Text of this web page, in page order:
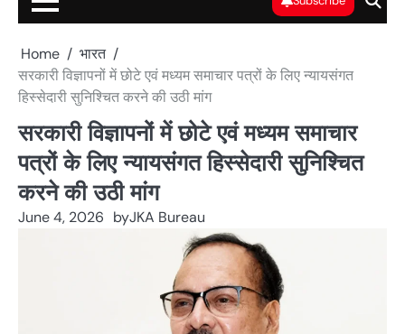
Home
भारत
सरकारी विज्ञापनों में छोटे एवं मध्यम समाचार पत्रों के लिए न्यायसंगत
हिस्सेदारी सुनिश्चित करने की उठी मांग
सरकारी विज्ञापनों में छोटे एवं मध्यम समाचार
पत्रों के लिए न्यायसंगत हिस्सेदारी सुनिश्चित
करने की उठी मांग
June 4, 2026 byJKA Bureau